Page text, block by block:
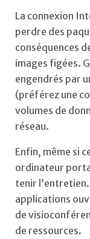
La connexion
perdre des
conséquences
images figées.
engendrés par
(préférez une
volumes de
réseau.
Enfin, même si
ordinateur
tenir
applications
de
de ressources.